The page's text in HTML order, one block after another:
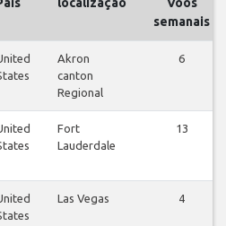
semanais
Akron
canton
Regional
6
Fort
Lauderdale
13
Las Vegas 4